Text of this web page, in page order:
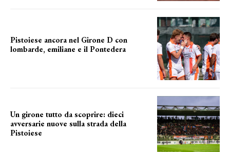
Pistoiese ancora nel Girone D con
lombarde, emiliane e il Pontedera
Un girone tutto da scoprire: dieci
avversarie nuove sulla strada della
Pistoiese